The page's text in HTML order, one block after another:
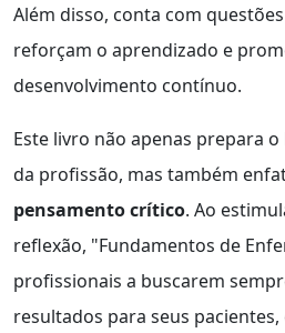
Além disso, conta com
reforçam o aprendizado e
desenvolvimento contínuo.
Este livro não apenas prepara
da profissão, mas também
pensamento crítico. Ao
reflexão, "Fundamentos de
profissionais a buscarem
resultados para seus